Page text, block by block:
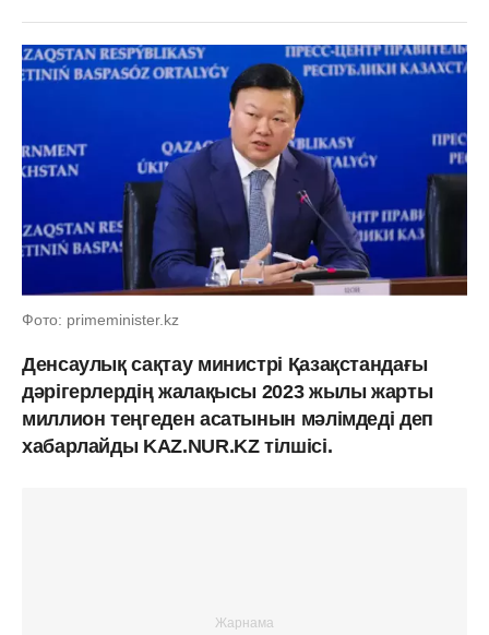
Фото: primeminister.kz
Денсаулық сақтау министрі Қазақстандағы
дәрігерлердің жалақысы 2023 жылы жарты
миллион теңгеден асатынын мәлімдеді деп
хабарлайды KAZ.NUR.KZ тілшісі.